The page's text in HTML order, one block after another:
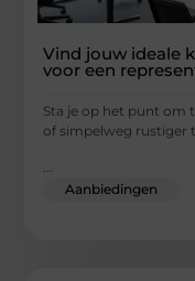
Vind jouw ideale
voor een
Sta je op het punt om
of simpelweg rustiger
Aanbiedingen